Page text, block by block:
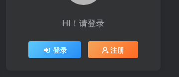
HI！请登录
登录 注册